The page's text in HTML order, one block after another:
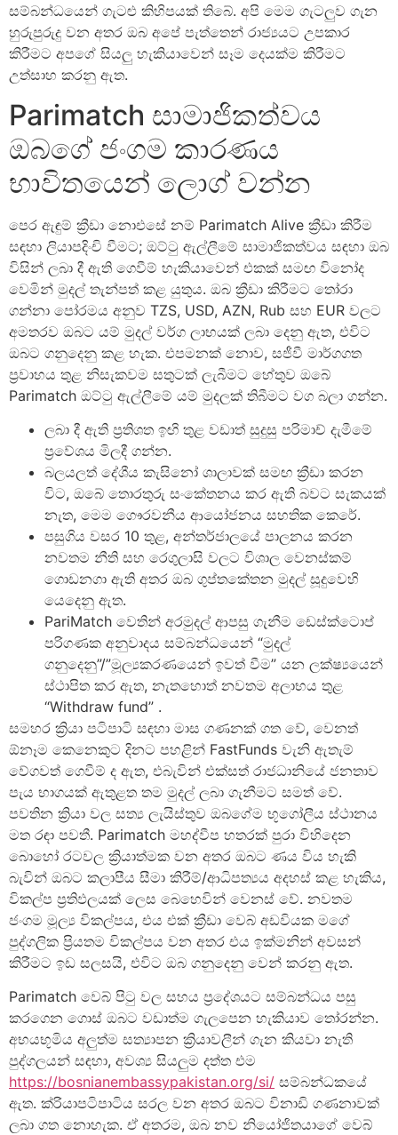
සම්බන්ධයෙන් ගැටළු කිහිපයක් තිබේ. අපි මෙම ගැටලුව ගැන
හුරුපුරුදු වන අතර ඔබ අපේ පැත්තෙන් රාජ්‍යයට උපකාර
කිරීමට අපගේ සියලු හැකියාවෙන් සෑම දෙයක්ම කිරීමට
උත්සාහ කරනු ඇත.
Parimatch සාමාජිකත්වය
ඔබගේ ජංගම කාරණය
භාවිතයෙන් ලොග් වන්න
පෙර ඇඳුම් ක්‍රීඩා නොඑසේ නම් Parimatch Alive ක්‍රීඩා කිරීම
සඳහා ලියාපදිංචි වීමට; ඔට්ටු ඇල්ලීමේ සාමාජිකත්වය සඳහා ඔබ
විසින් ලබා දී ඇති ගෙවීම් හැකියාවෙන් එකක් සමඟ විනෝද
වෙමින් මුදල් තැන්පත් කළ යුතුය. ඔබ ක්‍රීඩා කිරීමට තෝරා
ගන්නා පෝරමය අනුව TZS, USD, AZN, Rub සහ EUR වලට
අමතරව ඔබට යම් මුදල් වර්ග ලාභයක් ලබා දෙනු ඇත, එවිට
ඔබට ගනුදෙනු කළ හැක. එපමනක් නොව, සජීවී මාර්ගගත
ප්‍රවාහය තුළ නිසැකවම සතුටක් ලැබීමට හේතුව ඔබේ
Parimatch ඔට්ටු ඇල්ලීමේ යම් මුදලක් තිබීමට වග බලා ගන්න.
ලබා දී ඇති ප්‍රතිශත ඉඟි තුළ වඩාත් සුදුසු පරිමාච් දැමීමේ
ප්‍රවේශය මිලදී ගන්න.
බලයලත් දේශීය කැසිනෝ ශාලාවක් සමඟ ක්‍රීඩා කරන
විට, ඔබේ තොරතුරු සංකේතනය කර ඇති බවට සැකයක්
නැත, මෙම ගෞරවනීය ආයෝජනය සහතික කෙරේ.
පසුගිය වසර 10 තුළ, අන්තර්ජාලයේ පාලනය කරන
නවතම නීති සහ රෙගුලාසි වලට විශාල වෙනස්කම්
ගොඩනගා ඇති අතර ඔබ ගුප්තකේතන මුදල් සූදුවෙහි
යෙදෙනු ඇත.
PariMatch වෙතින් අරමුදල් ආපසු ගැනීම ඩෙස්ක්ටොප්
පරිගණක අනුවාදය සම්බන්ධයෙන් “මුදල්
ගනුදෙනු”/”මූල්‍යකරණයෙන් ඉවත් වීම” යන ලක්ෂ්‍යයෙන්
ස්ථාපිත කර ඇත, නැතහොත් නවතම අලාභය තුළ
“Withdraw fund” .
සමහර ක්‍රියා පටිපාටි සඳහා මාස ගණනක් ගත වේ, වෙනත්
ඕනෑම කෙනෙකුට දිනට පහළින් FastFunds වැනි ඇතැම්
වේගවත් ගෙවීම් ද ඇත, එබැවින් එක්සත් රාජධානියේ ජනතාව
පැය භාගයක් ඇතුළත තම මුදල් ලබා ගැනීමට සමත් වේ.
පවතින ක්‍රියා වල සත්‍ය ලැයිස්තුව ඔබගේම භූගෝලීය ස්ථානය
මත රඳා පවතී. Parimatch මහද්වීප හතරක් පුරා විහිදෙන
බොහෝ රටවල ක්‍රියාත්මක වන අතර ඔබට ණය විය හැකි
බැවින් ඔබට කලාපීය සීමා කිරීම්/ආධිපත්‍යය අදහස් කළ හැකිය,
විකල්ප ප්‍රතිඵලයක් ලෙස බෙහෙවින් වෙනස් වේ. නවතම
ජංගම මූල්‍ය විකල්පය, එය එක් ක්‍රීඩා වෙබ් අඩවියක මගේ
පුද්ගලික ප්‍රියතම විකල්පය වන අතර එය ඉක්මනින් අවසන්
කිරීමට ඉඩ සලසයි, එවිට ඔබ ගනුදෙනු වෙන් කරනු ඇත.
Parimatch වෙබ් පිටු වල සහය ප්‍රදේශයට සම්බන්ධය පසු
කරගෙන ගොස් ඔබට වඩාත්ම ගැලපෙන හැකියාව තෝරන්න.
අභයභූමිය අලුත්ම සත්‍යාපන ක්‍රියාවලීන් ගැන කියවා නැති
පුද්ගලයන් සඳහා, අවශ්‍ය සියලුම දත්ත එම
https://bosnianembassypakistan.org/si/ සම්බන්ධකයේ
ඇත. ක්රියාපටිපාටිය සරල වන අතර ඔබට විනාඩි ගණනාවක්
ලබා ගත නොහැක. ඒ අතරම, ඔබ නව නියෝජිතයාගේ වෙබ්